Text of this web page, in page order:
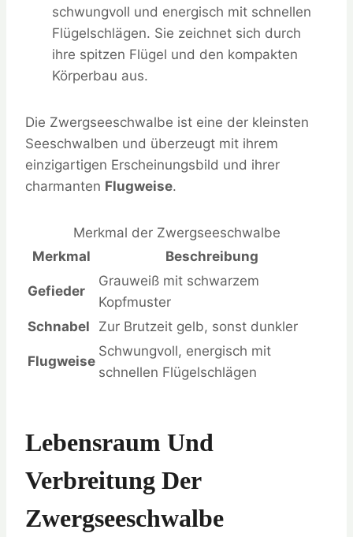
schwungvoll und energisch mit schnellen
Flügelschlägen. Sie zeichnet sich durch
ihre spitzen Flügel und den kompakten
Körperbau aus.
Die Zwergseeschwalbe ist eine der kleinsten
Seeschwalben und überzeugt mit ihrem
einzigartigen Erscheinungsbild und ihrer
charmanten Flugweise.
Merkmal der Zwergseeschwalbe
Merkmal
Beschreibung
Gefieder
Grauweiß mit schwarzem
Kopfmuster
Schnabel
Zur Brutzeit gelb, sonst dunkler
Flugweise
Schwungvoll, energisch mit
schnellen Flügelschlägen
Lebensraum Und
Verbreitung Der
Zwergseeschwalbe